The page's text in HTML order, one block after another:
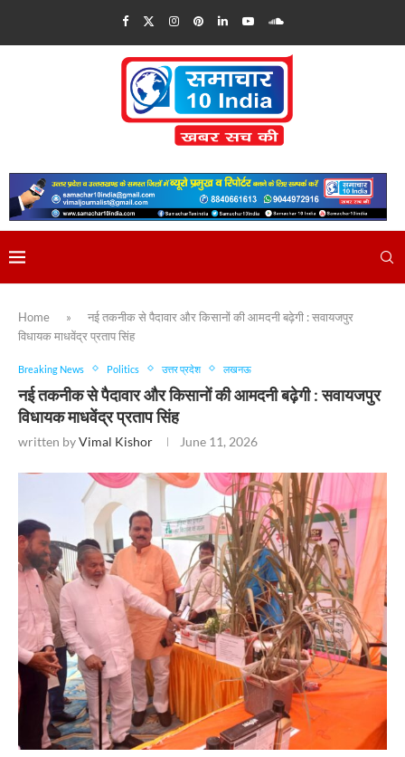
Home »
नई तकनीक से पैदावार और किसानों की आमदनी बढ़ेगी : सवायजपुर
विधायक माधवेंद्र प्रताप सिंह
Breaking News Politics उत्तर प्रदेश लखनऊ
नई तकनीक से पैदावार और किसानों की आमदनी बढ़ेगी : सवायजपुर
विधायक माधवेंद्र प्रताप सिंह
written byVimal Kishor June 11, 2026